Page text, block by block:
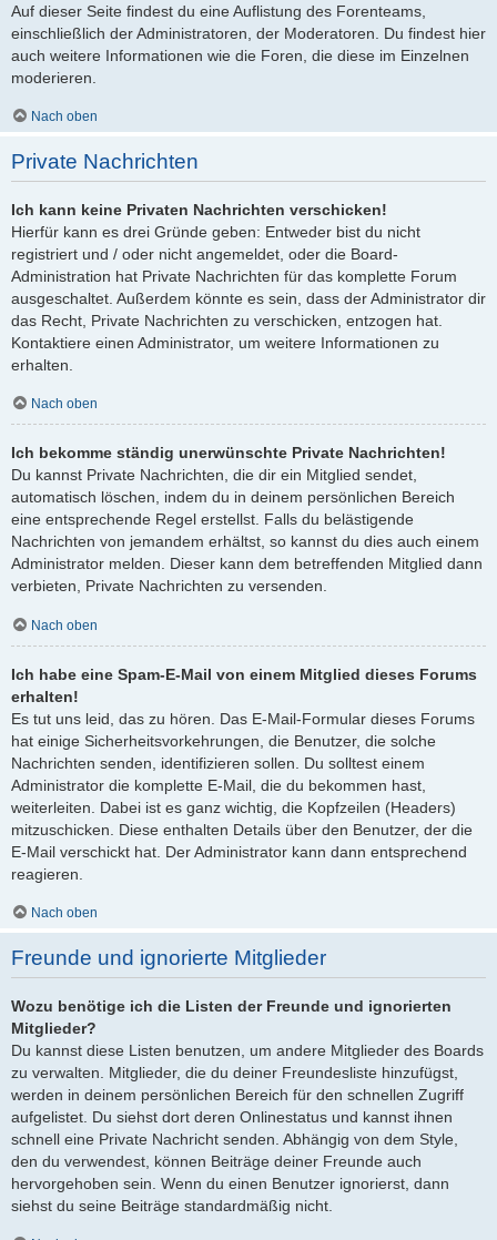
Auf dieser Seite findest du eine Auflistung des Forenteams,
einschließlich der Administratoren, der Moderatoren. Du findest hier
auch weitere Informationen wie die Foren, die diese im Einzelnen
moderieren.
Nach oben
Private Nachrichten
Ich kann keine Privaten Nachrichten verschicken!
Hierfür kann es drei Gründe geben: Entweder bist du nicht
registriert und / oder nicht angemeldet, oder die Board-
Administration hat Private Nachrichten für das komplette Forum
ausgeschaltet. Außerdem könnte es sein, dass der Administrator dir
das Recht, Private Nachrichten zu verschicken, entzogen hat.
Kontaktiere einen Administrator, um weitere Informationen zu
erhalten.
Nach oben
Ich bekomme ständig unerwünschte Private Nachrichten!
Du kannst Private Nachrichten, die dir ein Mitglied sendet,
automatisch löschen, indem du in deinem persönlichen Bereich
eine entsprechende Regel erstellst. Falls du belästigende
Nachrichten von jemandem erhältst, so kannst du dies auch einem
Administrator melden. Dieser kann dem betreffenden Mitglied dann
verbieten, Private Nachrichten zu versenden.
Nach oben
Ich habe eine Spam-E-Mail von einem Mitglied dieses Forums
erhalten!
Es tut uns leid, das zu hören. Das E-Mail-Formular dieses Forums
hat einige Sicherheitsvorkehrungen, die Benutzer, die solche
Nachrichten senden, identifizieren sollen. Du solltest einem
Administrator die komplette E-Mail, die du bekommen hast,
weiterleiten. Dabei ist es ganz wichtig, die Kopfzeilen (Headers)
mitzuschicken. Diese enthalten Details über den Benutzer, der die
E-Mail verschickt hat. Der Administrator kann dann entsprechend
reagieren.
Nach oben
Freunde und ignorierte Mitglieder
Wozu benötige ich die Listen der Freunde und ignorierten
Mitglieder?
Du kannst diese Listen benutzen, um andere Mitglieder des Boards
zu verwalten. Mitglieder, die du deiner Freundesliste hinzufügst,
werden in deinem persönlichen Bereich für den schnellen Zugriff
aufgelistet. Du siehst dort deren Onlinestatus und kannst ihnen
schnell eine Private Nachricht senden. Abhängig von dem Style,
den du verwendest, können Beiträge deiner Freunde auch
hervorgehoben sein. Wenn du einen Benutzer ignorierst, dann
siehst du seine Beiträge standardmäßig nicht.